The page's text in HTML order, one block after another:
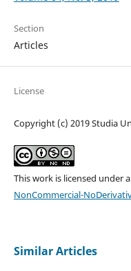
Section
Articles
License
Copyright (c) 2019 Studia
This work is licensed under a
NonCommercial-
Similar Articles